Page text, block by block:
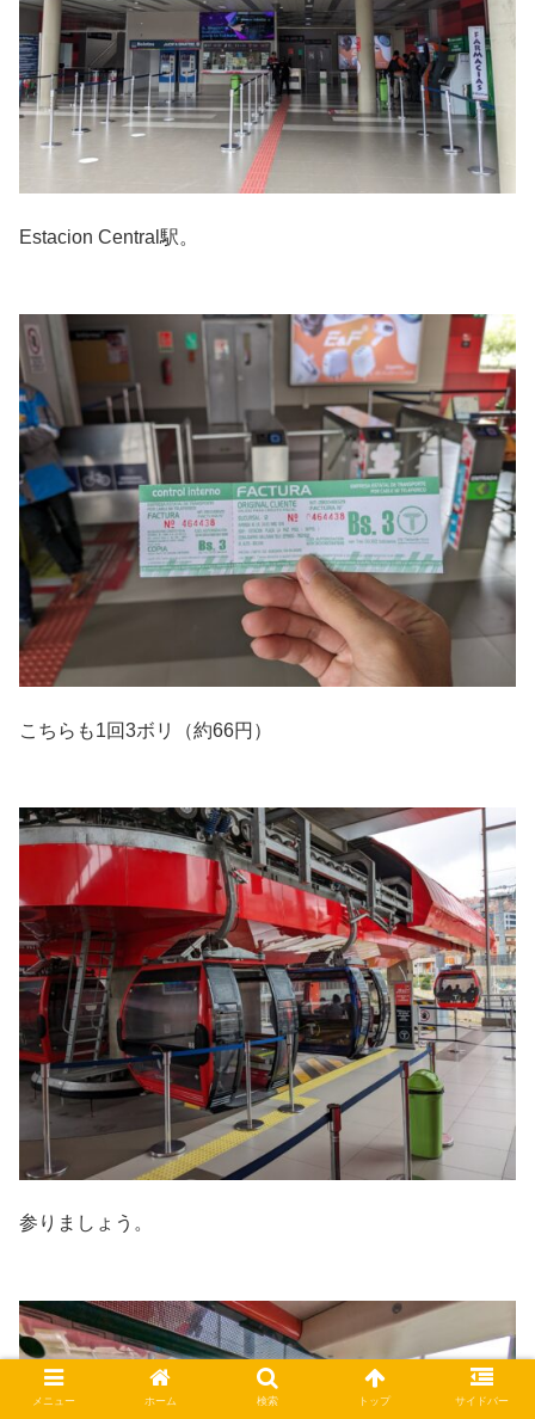
Estacion Central駅。
こちらも1回3ボリ（約66円）
参りましょう。
メニュー ホーム 検索 トップ サイドバー